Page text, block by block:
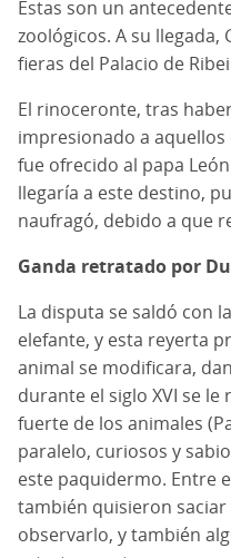
Éstas son un
zoológicos. A su llegada,
fieras del Palacio de
El rinoceronte, tras
impresionado a
fue ofrecido al papa
llegaría a este destino,
naufragó, debido a que
Ganda retratado por
La disputa se saldó con
elefante, y esta reyerta
animal se modificara,
durante el siglo XVI se
fuerte de los animales
paralelo, curiosos y
este paquidermo. Entre
también quisieron
observarlo, y también